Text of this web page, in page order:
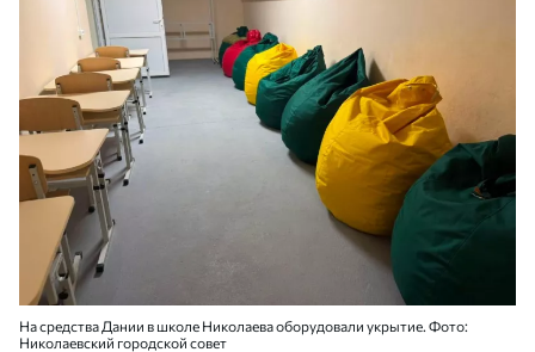
На средства Дании в школе Николаева оборудовали укрытие. Фото:
Николаевский городской совет